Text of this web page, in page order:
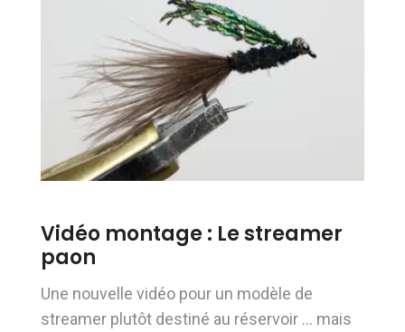
Vidéo montage : Le streamer
paon
Une nouvelle vidéo pour un modèle de
streamer plutôt destiné au réservoir … mais